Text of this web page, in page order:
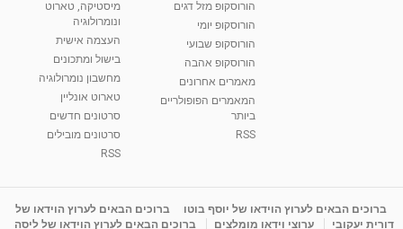
01:46 2,315 צפיות
05:37
סודות בתאריך הלידה, משמעות חודש הלידה -
ינואר זינה ליבשיץ נומרולוגית
ליסה גרוסמן - המרכז לאימון התנהגותי - קשב
מדיטציה בדמיון מודרך - היכרות עם האני הפנימי
מאת admin 11 שנים 3,650 צפיות
הורוסקופ מזל דגים
הורוסקופ יומי
הורוסקופ שבועי
הורוסקופ אהבה
מאמרים אחרונים
המאמרים הפופולריים
ביותר
RSS
מיסטיקה, טארוט
ונומרולוגיה
העצמה אישית
בישול ומתכונים
מחשבון נומרולוגיה
טארוט אונליין
סרטונים חדשים
סרטונים מובילים
RSS
ברוכים הבאים לערוץ הוידאו של יוסף בוטו
ברוכים הבאים לערוץ הוידאו של
דורית יעקובי
ערוצי וידאו מומלצים
ברוכים הבאים לערוץ הוידאו של ליסה